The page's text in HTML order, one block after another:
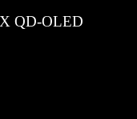
QD-OLED